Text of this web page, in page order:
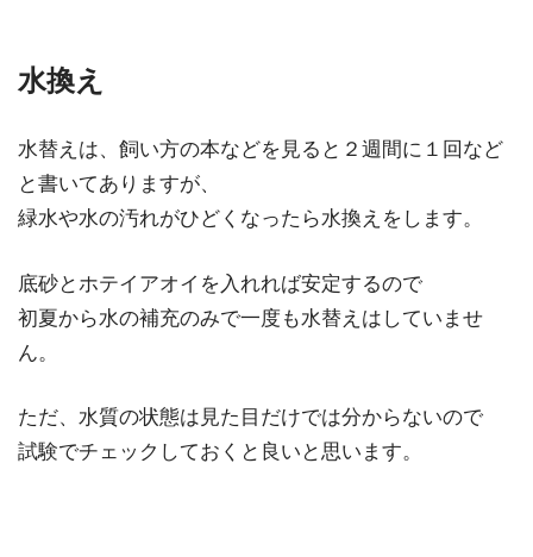
水換え
水替えは、飼い方の本などを見ると ２週間に１回など
と書いてありますが、
緑水や水の汚れがひどくなったら水換えをします。
底砂とホテイアオイを入れれば安定するので
初夏から水の補充のみで一度も水替えはしていませ
ん。
ただ、水質の状態は見た目だけでは分からないので
試験でチェックしておくと良いと思います。